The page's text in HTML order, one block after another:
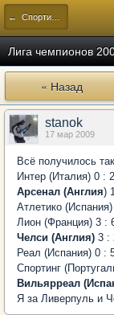
← Спортивный
Лига чемпионов
« Назад
stanok
17 мар 2009
Всё получилось
Интер (Италия) 0 : 2
Арсенал (Англия)
Атлетико
Лион (Франция) 3 :
Челси (Англия) 3 :
Реал (Испания) 0 :
Спортинг
Вильярреал
Я за Ливерпуль и